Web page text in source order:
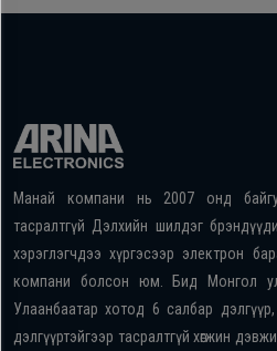
Манай компани нь 2007 онд
тасралтгүй Дэлхийн шилдэг
хэрэглэгчдээ хүргэсээр электрон
компани болсон юм. Бид Монгол
Улаанбаатар хотод 6 салбар дэлгүүр,
дэлгүүртэйгээр тасралтгүй хөгжин